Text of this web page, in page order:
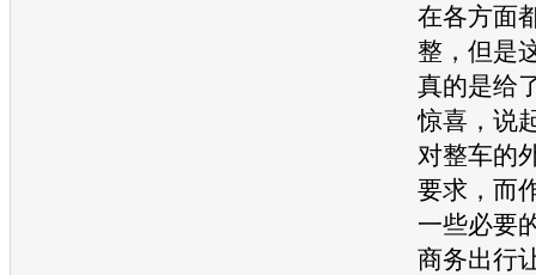
在各方面
整，但是
真的是给
惊喜，说
对整车的
要求，而
一些必要
商务出行